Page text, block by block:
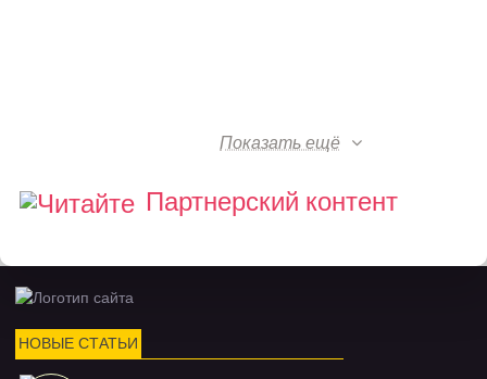
Показать ещё
Партнерский контент
НОВЫЕ СТАТЬИ